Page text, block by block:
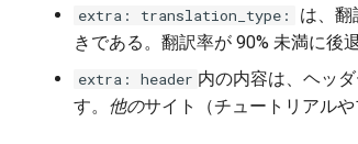
extra: translation_type: は、翻
きである。翻訳率が 90% 未満に後
extra: header 内の内容は、ヘッ
す。 他のサイト（チュートリアル